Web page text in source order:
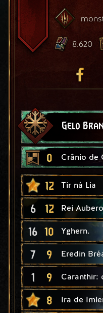
8.620
Gelo
0 Crânio de
12 Tir ná Lia
6 12 Rei
16 10 Yghern.
7 9 Eredin
1 9 Caranthir:
8 Ira de